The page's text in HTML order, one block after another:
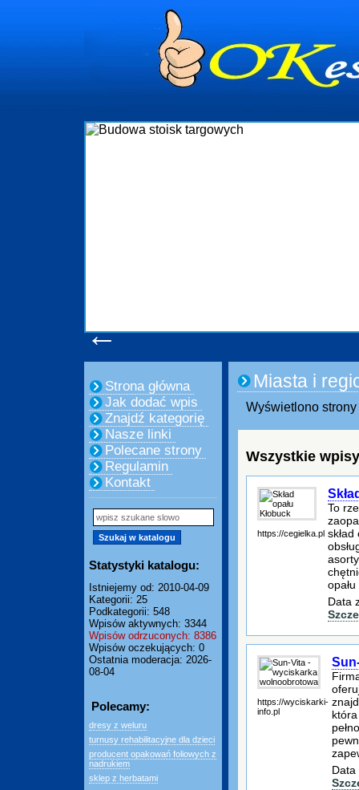
←
Strona główna
Jak dodać wpis
Znajdź kategorię
Nasze linki
Polecane strony
Regulamin
Kontakt
Statystyki katalogu:
Istniejemy od: 2010-04-09
Kategorii: 25
Podkategorii: 548
Wpisów aktywnych: 3344
Wpisów odrzuconych: 8386
Wpisów oczekujących: 0
Ostatnia moderacja: 2026-
08-04
Polecamy:
dresy z weluru
turnusy rehabilitacyjne dla dzieci
producent opakowań foliowych z
nadrukiem
sklep z herbatami
Miasta i
Wyświetlono
Wszystkie
https://cegielka.pl
To
Data
https://wyciskarki-
info.pl
Data